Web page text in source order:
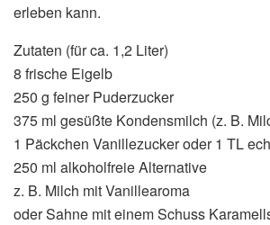
erleben kann.
Zutaten (für ca. 1,2 Liter)
8 frische Eigelb
250 g feiner Puderzucker
375 ml gesüßte Kondensmilch (z. B.
1 Päckchen Vanillezucker oder 1 TL
250 ml alkoholfreie Alternative
z. B. Milch mit Vanillearoma
oder Sahne mit einem Schuss